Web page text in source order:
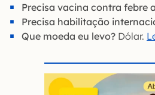
Precisa vacina contra febre
Precisa habilitação
Que moeda eu levo? Dólar.